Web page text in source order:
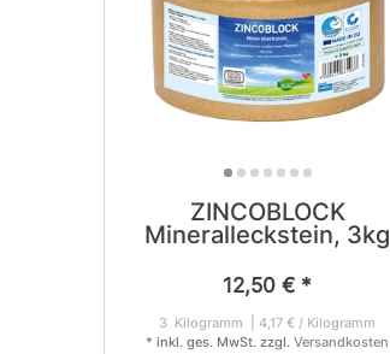
ZINCOBLOCK
Mineralleckstein, 3kg
12,50 € *
3 Kilogramm | 4,17 € / Kilogramm
* inkl. ges. MwSt. zzgl. Versandkosten